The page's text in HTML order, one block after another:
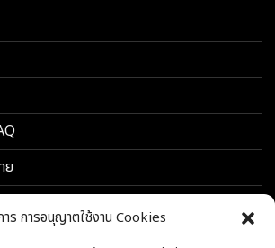
ร การอนุญาตใช้งาน Cookies
ย